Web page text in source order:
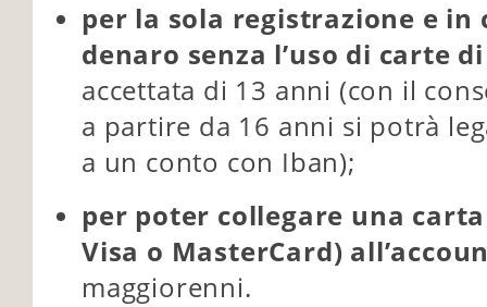
per la sola registrazione e
denaro senza l’uso di carte
accettata di 13 anni (con il
a partire da 16 anni si potrà
a un conto con Iban);
per poter collegare una
Visa o MasterCard)
maggiorenni.